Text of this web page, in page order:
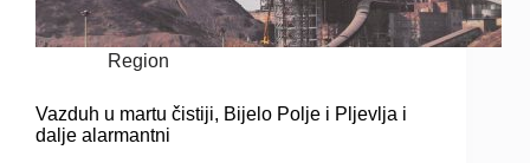
Region
Vazduh u martu čistiji, Bijelo Polje i Pljevlja i
dalje alarmantni